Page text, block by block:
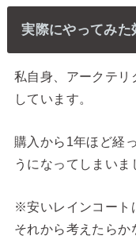
実際にやってみた
私自身、アークテリ
しています。
購入から1年ほど経
うになってしまいま
※安いレインコート
それから考えたら